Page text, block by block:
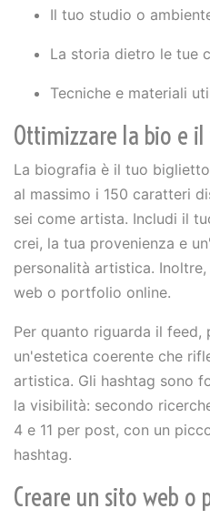
Il tuo studio o
La storia dietro le tue
Tecniche e materiali
Ottimizzare la bio e il
La biografia è il tuo
al massimo i 150 caratteri
sei come artista. Includi il
crei, la tua provenienza e
personalità artistica.
web o portfolio online.
Per quanto riguarda il feed,
un'estetica coerente che
artistica. Gli hashtag sono
la visibilità: secondo
4 e 11 per post, con un
hashtag.
Creare un sito web